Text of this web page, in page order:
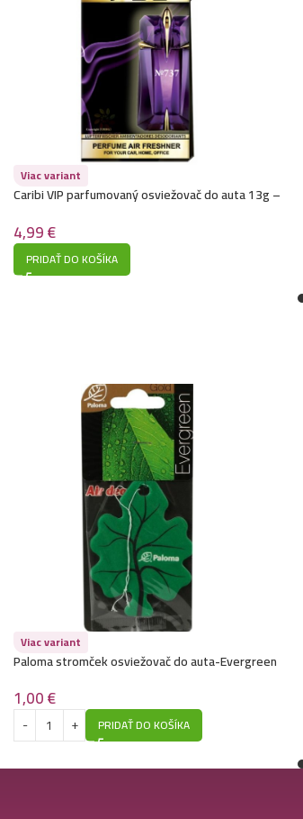
Viac variant
Caribi VIP parfumovaný osviežovač do auta 13g –
4,99€
PRIDAŤ DO KOŠÍKA
Viac variant
Paloma stromček osviežovač do auta-Evergreen
1,00€
PRIDAŤ DO KOŠÍKA